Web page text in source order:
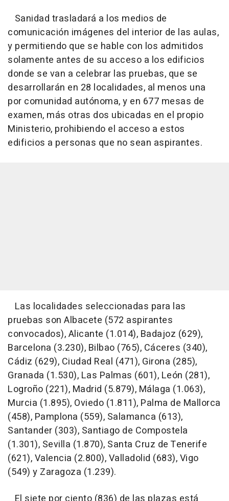
Sanidad trasladará a los medios de
comunicación imágenes del interior de las aulas,
y permitiendo que se hable con los admitidos
solamente antes de su acceso a los edificios
donde se van a celebrar las pruebas, que se
desarrollarán en 28 localidades, al menos una
por comunidad autónoma, y en 677 mesas de
examen, más otras dos ubicadas en el propio
Ministerio, prohibiendo el acceso a estos
edificios a personas que no sean aspirantes.
Las localidades seleccionadas para las
pruebas son Albacete (572 aspirantes
convocados), Alicante (1.014), Badajoz (629),
Barcelona (3.230), Bilbao (765), Cáceres (340),
Cádiz (629), Ciudad Real (471), Girona (285),
Granada (1.530), Las Palmas (601), León (281),
Logroño (221), Madrid (5.879), Málaga (1.063),
Murcia (1.895), Oviedo (1.811), Palma de Mallorca
(458), Pamplona (559), Salamanca (613),
Santander (303), Santiago de Compostela
(1.301), Sevilla (1.870), Santa Cruz de Tenerife
(621), Valencia (2.800), Valladolid (683), Vigo
(549) y Zaragoza (1.239).